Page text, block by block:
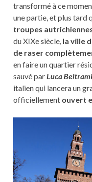
transformé à ce
une partie, et plus tard
troupes
du XIXe siècle, la ville
de raser
en faire un quartier
sauvé parLuca Beltrami
italien qui lancera un
officiellement ouvert